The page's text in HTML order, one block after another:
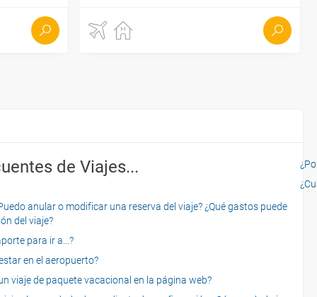
de Viajes...
anular o modificar una reserva del viaje? ¿Qué gastos puede
del viaje?
para ir a...?
en el aeropuerto?
viaje de paquete vacacional en la página web?